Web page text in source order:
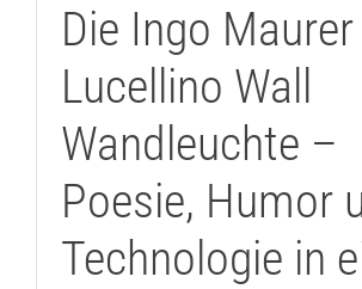
Die Ingo Maurer
Lucellino Wall
Wandleuchte –
Poesie, Humor
Technologie in